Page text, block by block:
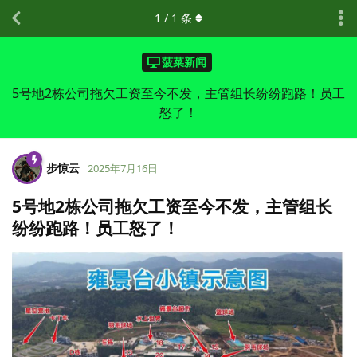
菠菜新闻
5号地2栋公司拖欠工资至今不发，主管组长纷纷跑路！员工
怒了！
1 / 1 条
步惊云 2025年7月16日
5号地2栋公司拖欠工资至今不发，主管组长
纷纷跑路！员工怒了！